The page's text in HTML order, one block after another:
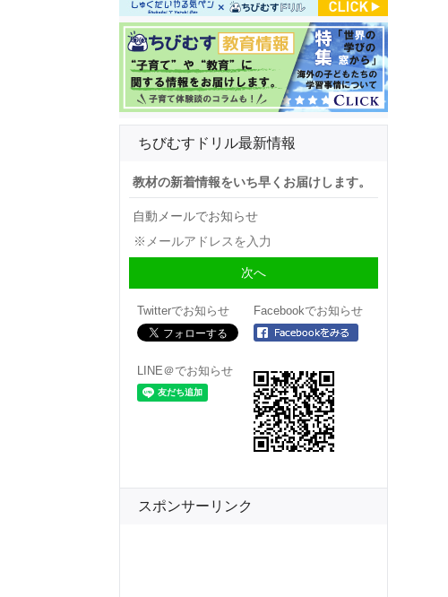
ちびむすドリル最新情報
教材の新着情報をいち早くお届けします。
自動メールでお知らせ
Twitterでお知らせ Facebookでお知らせ
LINE＠でお知らせ
スポンサーリンク